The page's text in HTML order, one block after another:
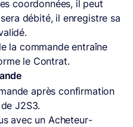
coordonnées, il peut
débité, il enregistre sa
la commande entraîne
le Contrat.
après confirmation
J2S3.
avec un Acheteur-